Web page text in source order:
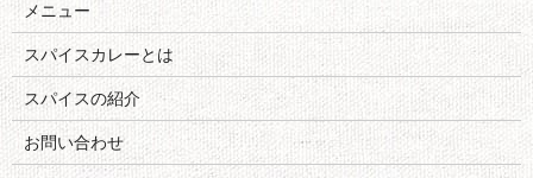
メニュー
スパイスカレーとは
スパイスの紹介
お問い合わせ